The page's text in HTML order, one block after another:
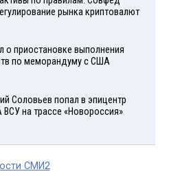
рынка криптовалют
о приостановке выполнения
по меморандуму с США
Соловьев попал в эпицентр
на трассе «Новороссия»
СМИ2